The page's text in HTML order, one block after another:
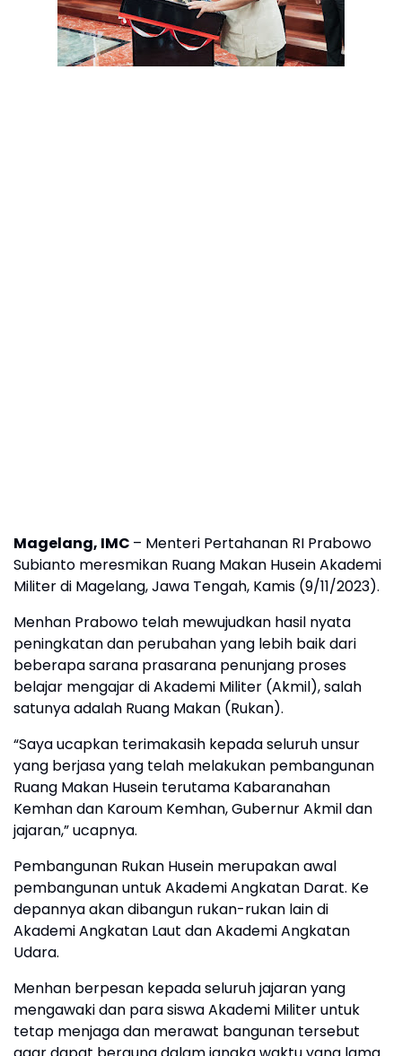
Magelang, IMC – Menteri Pertahanan RI Prabowo
Subianto meresmikan Ruang Makan Husein Akademi
Militer di Magelang, Jawa Tengah, Kamis (9/11/2023).
Menhan Prabowo telah mewujudkan hasil nyata
peningkatan dan perubahan yang lebih baik dari
beberapa sarana prasarana penunjang proses
belajar mengajar di Akademi Militer (Akmil), salah
satunya adalah Ruang Makan (Rukan).
“Saya ucapkan terimakasih kepada seluruh unsur
yang berjasa yang telah melakukan pembangunan
Ruang Makan Husein terutama Kabaranahan
Kemhan dan Karoum Kemhan, Gubernur Akmil dan
jajaran,” ucapnya.
Pembangunan Rukan Husein merupakan awal
pembangunan untuk Akademi Angkatan Darat. Ke
depannya akan dibangun rukan-rukan lain di
Akademi Angkatan Laut dan Akademi Angkatan
Udara.
Menhan berpesan kepada seluruh jajaran yang
mengawaki dan para siswa Akademi Militer untuk
tetap menjaga dan merawat bangunan tersebut